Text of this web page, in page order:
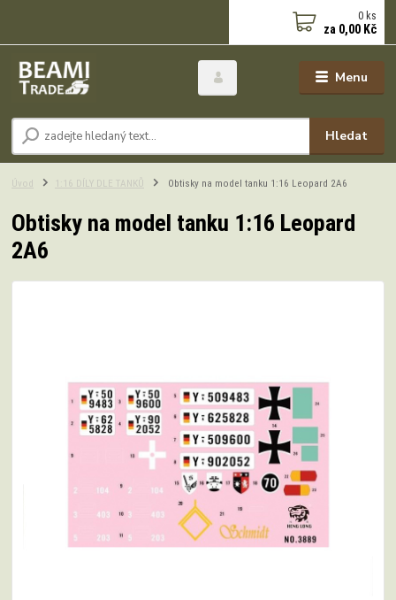
Menu
Hledat
0 ks
za 0,00 Kč
Úvod 1:16 DÍLY DLE TANKŮ Obtisky na model tanku 1:16 Leopard 2A6
Obtisky na model tanku 1:16 Leopard
2A6